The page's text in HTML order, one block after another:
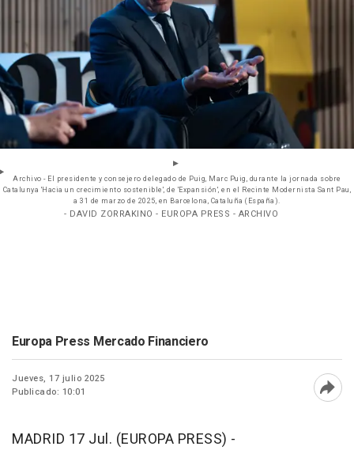
Archivo - El presidente y consejero delegado de Puig, Marc Puig, durante la jornada sobre
Catalunya 'Hacia un crecimiento sostenible', de 'Expansión', en el Recinte Modernista Sant Pau,
a 31 de marzo de 2025, en Barcelona, Cataluña (España).
- DAVID ZORRAKINO - EUROPA PRESS - ARCHIVO
Europa Press Mercado Financiero
Jueves, 17 julio 2025
Publicado: 10:01
MADRID 17 Jul. (EUROPA PRESS) -